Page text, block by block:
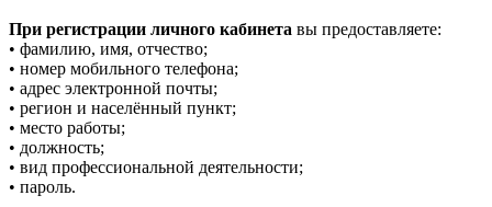
При регистрации личного кабинета вы предоставляете:
• фамилию, имя, отчество;
• номер мобильного телефона;
• адрес электронной почты;
• регион и населённый пункт;
• место работы;
• должность;
• вид профессиональной деятельности;
• пароль.